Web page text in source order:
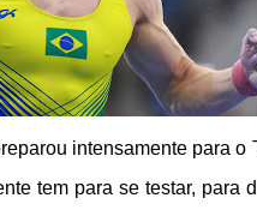
intensamente para o
tem para se testar, para